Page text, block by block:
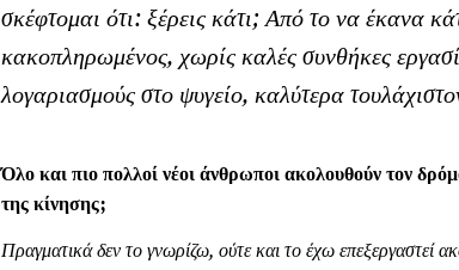
σκέφτομαι ότι: ξέρεις κάτι; Από το να έκανα
κακοπληρωμένος, χωρίς καλές συνθήκες
λογαριασμούς στο ψυγείο, καλύτερα
Όλο και πιο πολλοί νέοι άνθρωποι ακολουθούν τον
της κίνησης;
Πραγματικά δεν το γνωρίζω, ούτε και το έχω επεξεργαστεί